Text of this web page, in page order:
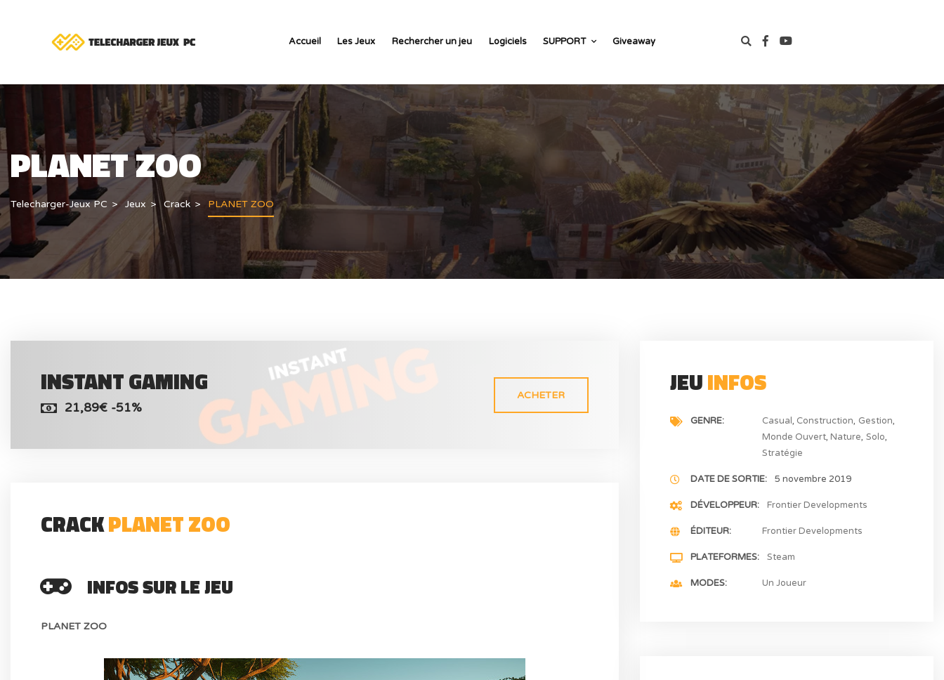
Accueil Les Jeux Rechercher un jeu Logiciels SUPPORT Giveaway
PLANET ZOO
Telecharger-Jeux PC Jeux Crack PLANET ZOO
INSTANT GAMING
21,89€ -51%
ACHETER
CRACKPLANET ZOO
INFOS SUR LE JEU
PLANET ZOO
JEUINFOS
GENRE Casual Construction Gestion
Monde Ouvert Nature Solo
Stratégie
DATE DE SORTIE 5 novembre 2019
DÉVELOPPEUR Frontier Developments
ÉDITEUR Frontier Developments
PLATEFORMES Steam
MODES Un Joueur